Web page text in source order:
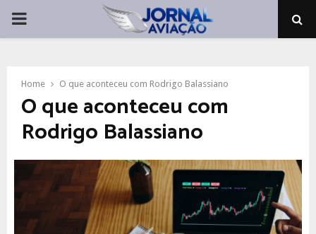
PRIMARY
Home O que aconteceu com Rodrigo Balassiano
O que aconteceu com
Rodrigo Balassiano